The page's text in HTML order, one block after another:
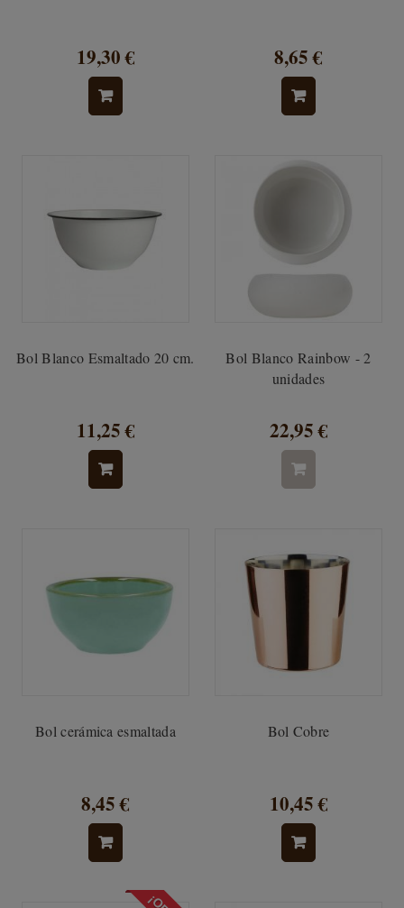
19,30 € 8,65 €
Bol Blanco Esmaltado 20 cm.
11,25 €
Bol Blanco Rainbow - 2
unidades
22,95 €
Bol cerámica esmaltada
8,45 €
Bol Cobre
10,45 €